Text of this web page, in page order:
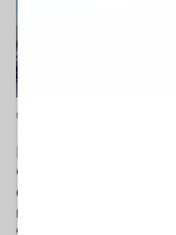
NOTICIAS
Marruecos refuerza la
Castillejos para evitar
cruce hacia Ceuta
escenario de un importante